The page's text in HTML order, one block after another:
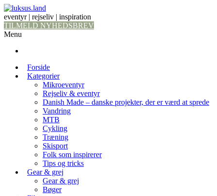
eventyr | rejseliv | inspiration
TILMELD NYHEDSBREV
Menu
Forside
Kategorier
Mikroeventyr
Rejseliv & eventyr
Danish Made – danske projekter, der er værd at sprede
Vandring
MTB
Cykling
Træning
Skisport
Folk som inspirerer
Tips og tricks
Gear & grej
Gear & grej
Bøger